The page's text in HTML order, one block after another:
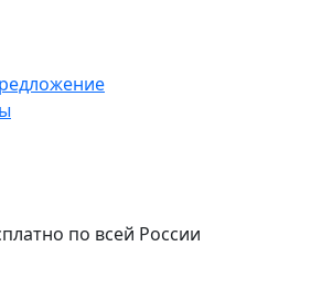
по всей России